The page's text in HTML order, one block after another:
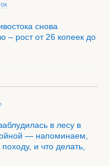
снова
– рост от 26 копеек до
в лесу в
— напоминаем,
походу, и что делать,